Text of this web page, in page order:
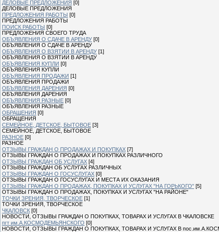
ДЕЛОВЫЕ ПРЕДЛОЖЕНИЯ [0]
ДЕЛОВЫЕ ПРЕДЛОЖЕНИЯ
ПРЕДЛОЖЕНИЯ РАБОТЫ [0]
ПРЕДЛОЖЕНИЯ РАБОТЫ
ПОИСК РАБОТЫ [0]
ПРЕДЛОЖЕНИЯ СВОЕГО ТРУДА
ОБЪЯВЛЕНИЯ О СДАЧЕ В АРЕНДУ [0]
ОБЪЯВЛЕНИЯ О СДАЧЕ В АРЕНДУ
ОБЪЯВЛЕНИЯ О ВЗЯТИИ В АРЕНДУ [1]
ОБЪЯВЛЕНИЯ О ВЗЯТИИ В АРЕНДУ
ОБЪЯВЛЕНИЯ КУПЛИ [0]
ОБЪЯВЛЕНИЯ КУПЛИ
ОБЪЯВЛЕНИЯ ПРОДАЖИ [1]
ОБЪЯВЛЕНИЯ ПРОДАЖИ
ОБЪЯВЛЕНИЯ ДАРЕНИЯ [0]
ОБЪЯВЛЕНИЯ ДАРЕНИЯ
ОБЪЯВЛЕНИЯ РАЗНЫЕ [0]
ОБЪЯВЛЕНИЯ РАЗНЫЕ
ОБРАЩЕНИЯ [0]
ОБРАЩЕНИЯ
СЕМЕЙНОЕ, ДЕТСКОЕ, БЫТОВОЕ [3]
СЕМЕЙНОЕ, ДЕТСКОЕ, БЫТОВОЕ
РАЗНОЕ [0]
РАЗНОЕ
ОТЗЫВЫ ГРАЖДАН О ПРОДАЖАХ И ПОКУПКАХ [7]
ОТЗЫВЫ ГРАЖДАН О ПРОДАЖАХ И ПОКУПКАХ РАЗЛИЧНОГО
ОТЗЫВЫ ГРАЖДАН ОБ УСЛУГАХ [4]
ОТЗЫВЫ ГРАЖДАН ОБ УСЛУГАХ РАЗЛИЧНЫХ
ОТЗЫВЫ ГРАЖДАН О ГОСУСЛУГАХ [0]
ОТЗЫВЫ ГРАЖДАН О ГОСУСЛУГАХ И МЕСТА ИХ ОКАЗАНИЯ
ОТЗЫВЫ ГРАЖДАН О ПРОДАЖАХ, ПОКУПКАХ И УСЛУГАХ "НА ГОРЬКОГО" [5]
ОТЗЫВЫ ГРАЖДАН О ПРОДАЖАХ, ПОКУПКАХ И УСЛУГАХ "НА РАЙОНЕ"
ТОЧКИ ЗРЕНИЯ, ТВОРЧЕСКОЕ [1]
ТОЧКИ ЗРЕНИЯ, ТВОРЧЕСКОЕ
ЧКАЛОВСК [0]
НОВОСТИ, ОТЗЫВЫ ГРАЖДАН О ПОКУПКАХ, ТОВАРАХ И УСЛУГАХ В ЧКАЛОВСКЕ
пгт им.А.КОСМОДЕМЬЯНСКОГО [0]
НОВОСТИ, ОТЗЫВЫ ГРАЖДАН О ПОКУПКАХ, ТОВАРАХ И УСЛУГАХ В